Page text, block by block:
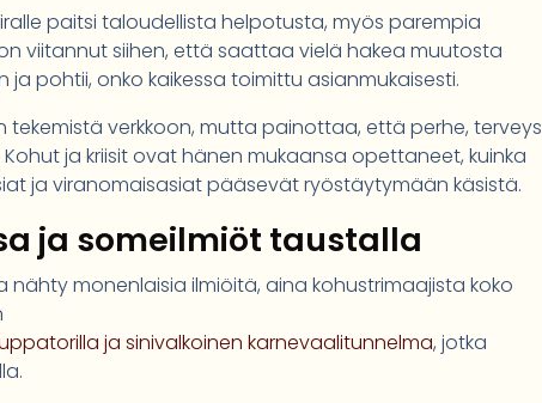
paitsi taloudellista helpotusta, myös parempia
viitannut siihen, että saattaa vielä hakea muutosta
pohtii, onko kaikessa toimittu asianmukaisesti.
tekemistä verkkoon, mutta painottaa, että perhe, terveys
ja kriisit ovat hänen mukaansa opettaneet, kuinka
ja viranomaisasiat pääsevät ryöstäytymään käsistä.
ja someilmiöt taustalla
nähty monenlaisia ilmiöitä, aina kohustrimaajista koko
ja sinivalkoinen karnevaalitunnelma, jotka